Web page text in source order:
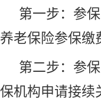
第一步：参
养老保险参保缴
第二步：参
保机构申请接续